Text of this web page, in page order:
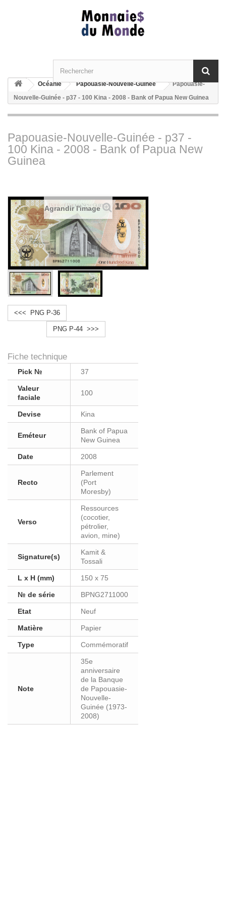
Océanie Papouasie-Nouvelle-Guinée
Papouasie-
Nouvelle-Guinée - p37 - 100 Kina - 2008 - Bank of Papua New Guinea
Papouasie-Nouvelle-Guinée - p37 -
100 Kina - 2008 - Bank of Papua New
Guinea
Agrandir l'image
<<< PNG P-36
PNG P-44 >>>
Fiche technique
Pick № 37
Valeur
faciale
100
Devise Kina
Eméteur
Bank of Papua
New Guinea
Date 2008
Recto
Parlement
(Port
Moresby)
Verso
Ressources
(cocotier,
pétrolier,
avion, mine)
Signature(s)
Kamit &
Tossali
L x H (mm) 150 x 75
№ de série BPNG2711000
Etat Neuf
Matière Papier
Type Commémoratif
Note
35e
anniversaire
de la Banque
de Papouasie-
Nouvelle-
Guinée (1973-
2008)